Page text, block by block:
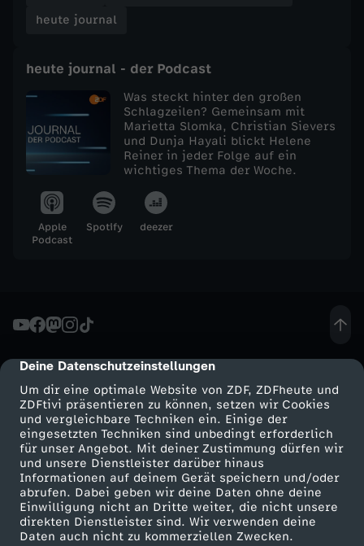
cmp-dialog-description
Deine Datenschutzeinstellungen
Um dir eine optimale Website von ZDF, ZDFheute und
ZDFtivi präsentieren zu können, setzen wir Cookies
und vergleichbare Techniken ein. Einige der
eingesetzten Techniken sind unbedingt erforderlich
für unser Angebot. Mit deiner Zustimmung dürfen wir
und unsere Dienstleister darüber hinaus
Informationen auf deinem Gerät speichern und/oder
abrufen. Dabei geben wir deine Daten ohne deine
Einwilligung nicht an Dritte weiter, die nicht unsere
direkten Dienstleister sind. Wir verwenden deine
Daten auch nicht zu kommerziellen Zwecken.
o
u
n
l
m
2
4
.
J
u
heute journal
heute journal - der Podcast
Was steckt hinter den großen
Schlagzeilen? Gemeinsam mit
Marietta Slomka, Christian Sievers
und Dunja Hayali blickt Helene
Reiner in jeder Folge auf ein
wichtiges Thema der Woche.
Apple
Podcast
Spotify deezer
Mehr ZDF
ZDF-Apps
Smart TV
ZDFtext
Service
ZDFmitreden
Kontakt zum ZDF
Tickets